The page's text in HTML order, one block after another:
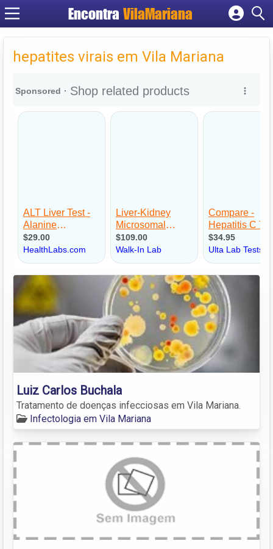
EncontraVilaMariana
Cadastrar empresa
Criar conta
hepatites virais em Vila Mariana
Luiz Carlos Buchala
Tratamento de doenças infecciosas em Vila Mariana.
Infectologia em Vila Mariana